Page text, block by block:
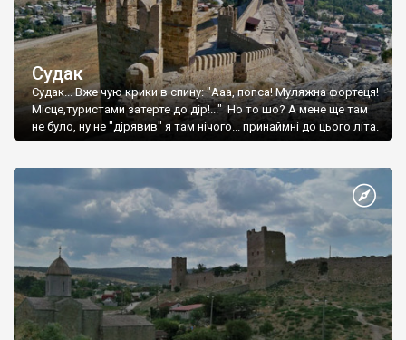
Судак
Судак... Вже чую крики в спину: "Ааа, попса! Муляжна фортеця!
Місце,туристами затерте до дір!..." Но то шо? А мене ще там
не було, ну не "дірявив" я там нічого... принаймні до цього літа.